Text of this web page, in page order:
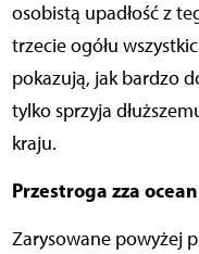
osobistą upadłość z
trzecie ogółu
pokazują, jak bardzo
tylko sprzyja
kraju.
Przestroga zza
Zarysowane powyżej